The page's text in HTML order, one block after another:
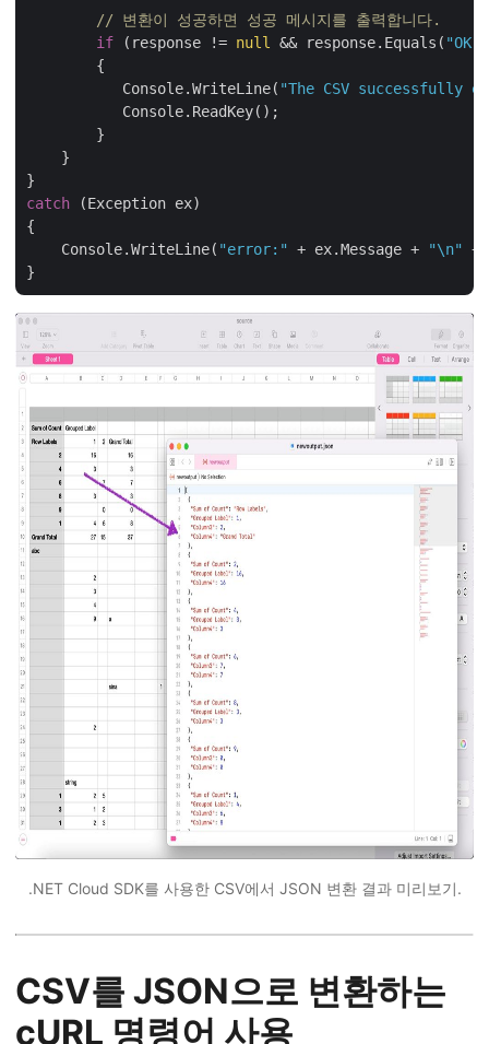
// 변환이 성공하면 성공 메시지를 출력합니다.
if (response != null && response.Equals( "OK"
        {
           Console.WriteLine(
"The CSV successfully
           Console.ReadKey();
        }
    }
catch (Exception ex)
{
    Console.WriteLine(
"error:" + ex.Message + "\n"
+
.NET Cloud SDK를 사용한 CSV에서 JSON 변환 결과 미리보기.
CSV를 JSON으로 변환하는
cURL 명령어 사용